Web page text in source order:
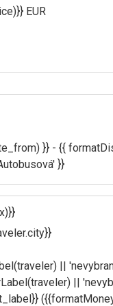
EUR
}} - {{
}}
||
||